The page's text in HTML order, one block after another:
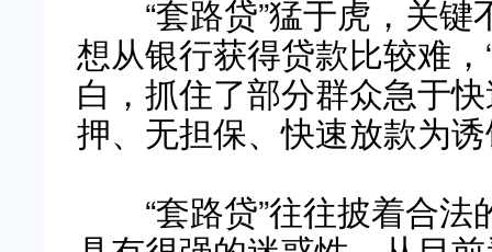
“套路贷”猛于虎，关键
想从银行获得贷款比较难
白，抓住了部分群众急于
押、无担保、快速放款为
“套路贷”往往披着合法